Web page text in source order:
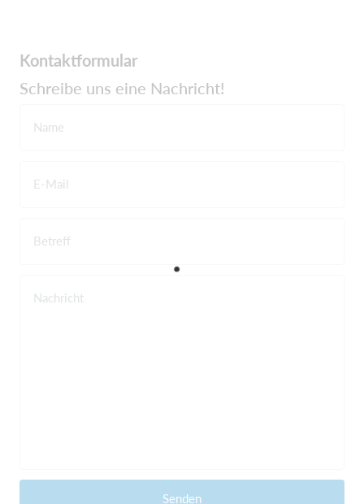
Kontaktformular
Schreibe uns eine Nachricht!
Name
E-Mail
Betreff
Nachricht
Senden